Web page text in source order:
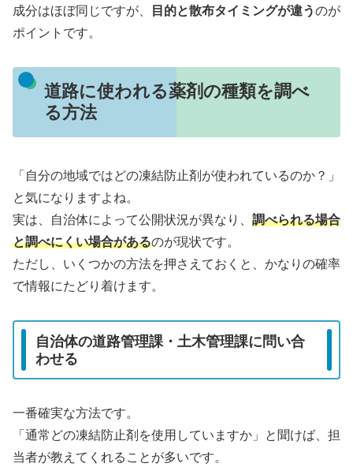
成分はほぼ同じですが、 目的と散布タイミングが違うのが
ポイントです。
道路に使われる薬剤の種類を調べ
る方法
「自分の地域ではどの凍結防止剤が使われているのか？」
と気になりますよね。
実は、自治体によって公開状況が異なり、 調べられる場合
と調べにくい場合があるのが現状です。
ただし、いくつかの方法を押さえておくと、かなりの確率
で情報にたどり着けます。
自治体の道路管理課・土木管理課に問い合
わせる
一番確実な方法です。
「通常どの凍結防止剤を使用していますか」と聞けば、担
当者が教えてくれることが多いです。